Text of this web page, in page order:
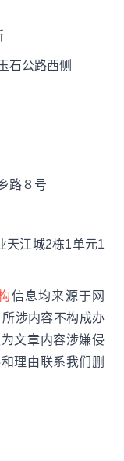
石公路西侧
路８号
天江城2栋1单元1
信息均来源于网
涉内容不构成办
文章内容涉嫌侵
理由联系我们删